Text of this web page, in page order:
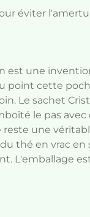
éviter
est une
point cette
Le sachet
le pas avec
une
thé en vrac en
L'emballage